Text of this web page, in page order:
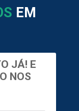
EM
JÁ! E
NOS